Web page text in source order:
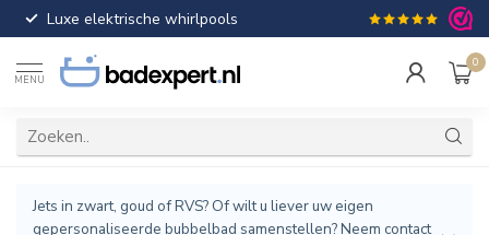
Luxe elektrische whirlpools Gratis
MENU
0
Jets in zwart, goud of RVS? Of wilt u liever uw eigen
gepersonaliseerde bubbelbad samenstellen? Neem contact